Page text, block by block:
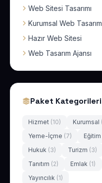
Web Sitesi Tasarımı
Kurumsal Web Tasarım
Hazır Web Sitesi
Web Tasarım Ajansı
Paket Kategorileri
Hizmet (10) Kurumsal
Yeme-İçme (7) Eğitim
Hukuk (3) Turizm (3)
Tanıtım (2) Emlak (1)
Yayıncılık (1)